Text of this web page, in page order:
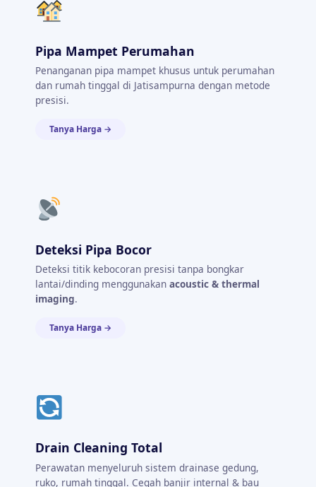
Pipa Mampet Perumahan
Penanganan pipa mampet khusus untuk perumahan
dan rumah tinggal di Jatisampurna dengan metode
presisi.
Tanya Harga →
Deteksi Pipa Bocor
Deteksi titik kebocoran presisi tanpa bongkar
lantai/dinding menggunakan acoustic & thermal
imaging.
Tanya Harga →
Drain Cleaning Total
Perawatan menyeluruh sistem drainase gedung,
ruko, rumah tinggal. Cegah banjir internal & bau